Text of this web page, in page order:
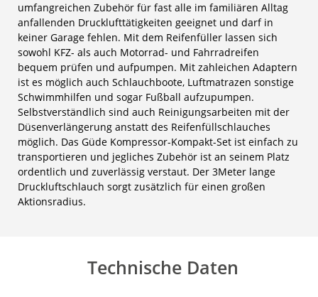
umfangreichen Zubehör für fast alle im familiären Alltag
anfallenden Drucklufttätigkeiten geeignet und darf in
keiner Garage fehlen. Mit dem Reifenfüller lassen sich
sowohl KFZ- als auch Motorrad- und Fahrradreifen
bequem prüfen und aufpumpen. Mit zahleichen Adaptern
ist es möglich auch Schlauchboote, Luftmatrazen sonstige
Schwimmhilfen und sogar Fußball aufzupumpen.
Selbstverständlich sind auch Reinigungsarbeiten mit der
Düsenverlängerung anstatt des Reifenfüllschlauches
möglich. Das Güde Kompressor-Kompakt-Set ist einfach zu
transportieren und jegliches Zubehör ist an seinem Platz
ordentlich und zuverlässig verstaut. Der 3Meter lange
Druckluftschlauch sorgt zusätzlich für einen großen
Aktionsradius.
Technische Daten